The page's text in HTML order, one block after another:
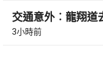
交通意外︰龍翔道
3小時前